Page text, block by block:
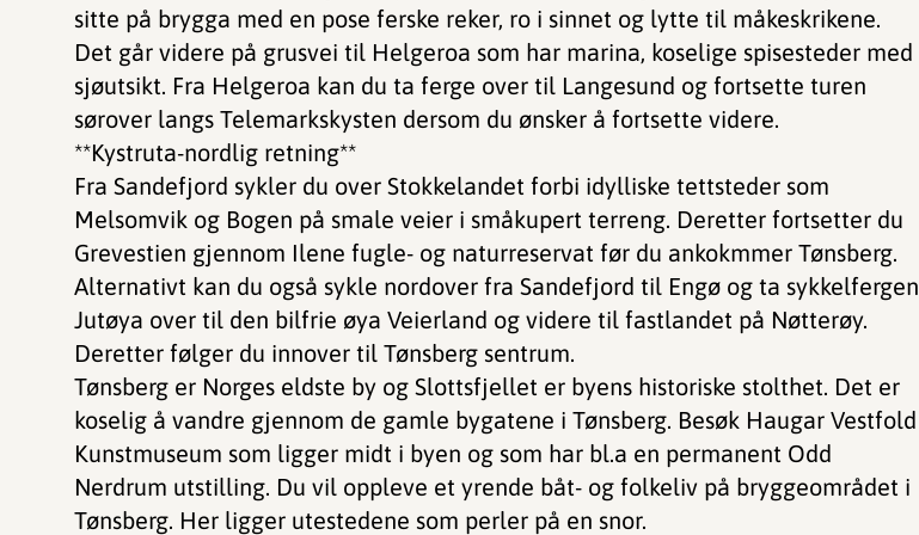
sitte på brygga med en pose ferske reker, ro i sinnet og lytte til måkeskrikene.
Det går videre på grusvei til Helgeroa som har marina, koselige spisesteder med
sjøutsikt. Fra Helgeroa kan du ta ferge over til Langesund og fortsette turen
sørover langs Telemarkskysten dersom du ønsker å fortsette videre.
**Kystruta-nordlig retning**
Fra Sandefjord sykler du over Stokkelandet forbi idylliske tettsteder som
Melsomvik og Bogen på smale veier i småkupert terreng. Deretter fortsetter du
Grevestien gjennom Ilene fugle- og naturreservat før du ankokmmer Tønsberg.
Alternativt kan du også sykle nordover fra Sandefjord til Engø og ta sykkelfergen
Jutøya over til den bilfrie øya Veierland og videre til fastlandet på Nøtterøy.
Deretter følger du innover til Tønsberg sentrum.
Tønsberg er Norges eldste by og Slottsfjellet er byens historiske stolthet. Det er
koselig å vandre gjennom de gamle bygatene i Tønsberg. Besøk Haugar Vestfold
Kunstmuseum som ligger midt i byen og som har bl.a en permanent Odd
Nerdrum utstilling. Du vil oppleve et yrende båt- og folkeliv på bryggeområdet i
Tønsberg. Her ligger utestedene som perler på en snor.